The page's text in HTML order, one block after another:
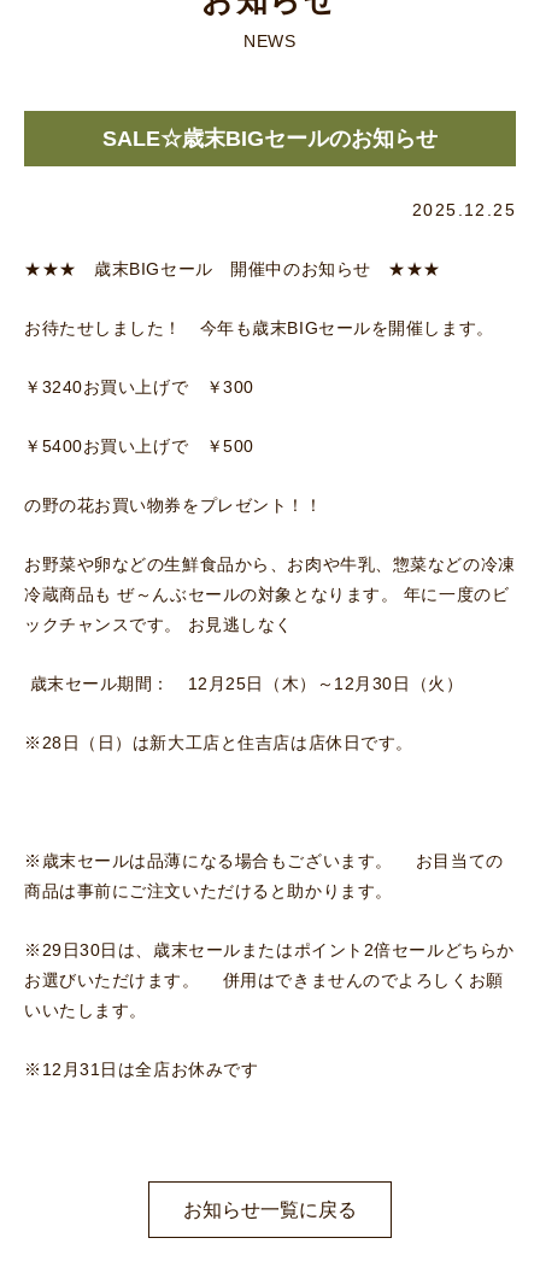
NEWS
SALE☆歳末BIGセールのお知らせ
2025.12.25
★★★ 歳末BIGセール 開催中のお知らせ ★★★
お待たせしました！ 今年も歳末BIGセールを開催します。
￥3240お買い上げで ￥300
￥5400お買い上げで ￥500
の野の花お買い物券をプレゼント！！
お野菜や卵などの生鮮食品から、お肉や牛乳、惣菜などの冷凍
冷蔵商品も ぜ～んぶセールの対象となります。 年に一度のビ
ックチャンスです。 お見逃しなく
歳末セール期間： 12月25日（木）～12月30日（火）
※28日（日）は新大工店と住吉店は店休日です。
※歳末セールは品薄になる場合もございます。 お目当ての
商品は事前にご注文いただけると助かります。
※29日30日は、歳末セールまたはポイント2倍セールどちらか
お選びいただけます。 併用はできませんのでよろしくお願
いいたします。
※12月31日は全店お休みです
お知らせ一覧に戻る